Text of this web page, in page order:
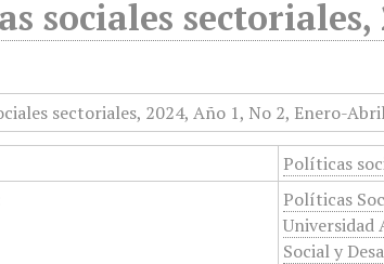
sociales sectoriales,
Políticas
Políticas
Universidad
Social y